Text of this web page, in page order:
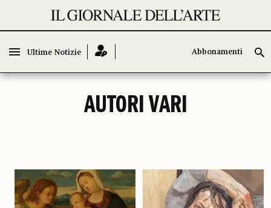
Ultime Notizie Abbonamenti
Ultime Notizie Abbonamenti
AUTORI VARI